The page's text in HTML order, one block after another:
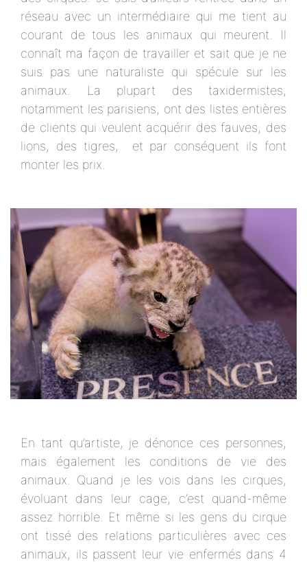
réseau avec un intermédiaire qui me tient au
courant de tous les animaux qui meurent. Il
connaît ma façon de travailler et sait que je ne
suis pas une naturaliste qui spécule sur les
animaux. La plupart des taxidermistes,
notamment les parisiens, ont des listes entières
de clients qui veulent acquérir des fauves, des
lions, des tigres, et par conséquent ils font
monter les prix.
En tant qu’artiste, je dénonce ces personnes,
mais également les conditions de vie des
animaux. Quand je les vois dans les cirques,
évoluant dans leur cage, c’est quand-même
assez horrible. Et même si les gens du cirque
ont tissé des relations particulières avec ces
animaux, ils passent leur vie enfermés dans 4